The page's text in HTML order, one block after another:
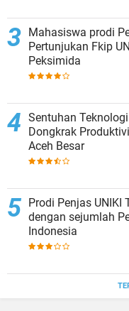
Mahasiswa prodi
Pertunjukan Fkip
Peksimida
Sentuhan
Dongkrak
Aceh Besar
Prodi Penjas UNIKI
dengan sejumlah
Indonesia